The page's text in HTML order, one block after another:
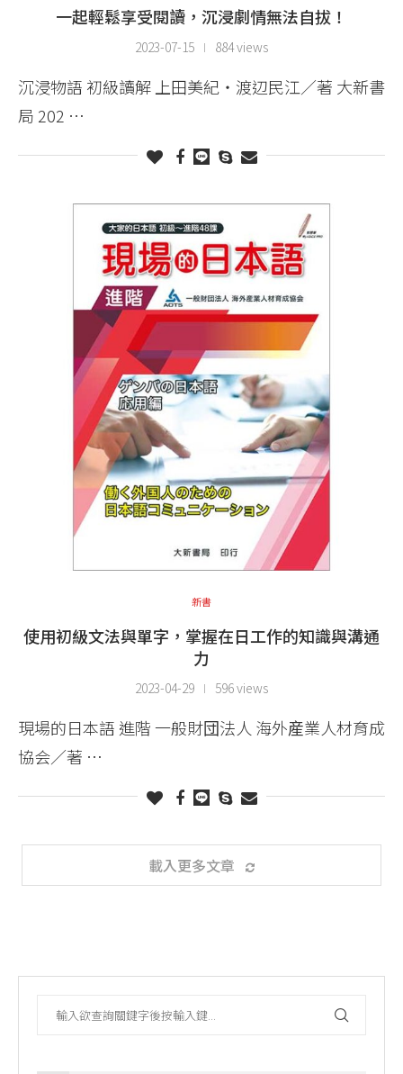
一起輕鬆享受閱讀，沉浸劇情無法自拔！
2023-07-15 884 views
沉浸物語 初級讀解 上田美紀・渡辺民江／著 大新書
局 202 …
新書
使用初級文法與單字，掌握在日工作的知識與溝通
力
2023-04-29 596 views
現場的日本語 進階 一般財団法人 海外産業人材育成
協会／著 …
載入更多文章